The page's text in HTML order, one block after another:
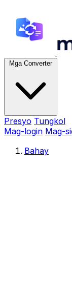
Mga Converter
Presyo Tungkol
Mag-login Mag-
Bahay